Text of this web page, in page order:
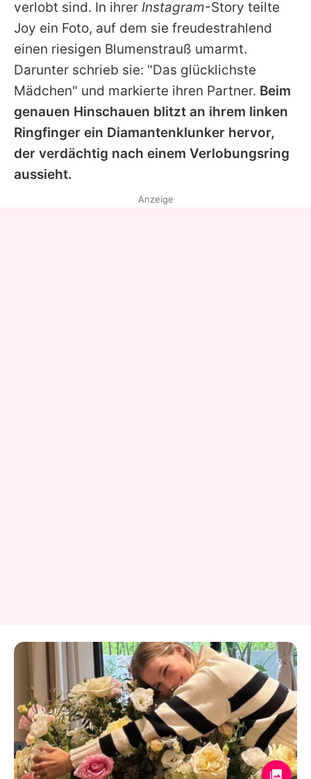
verlobt sind. In ihrer Instagram-Story teilte
Joy ein Foto, auf dem sie freudestrahlend
einen riesigen Blumenstrauß umarmt.
Darunter schrieb sie: "Das glücklichste
Mädchen" und markierte ihren Partner. Beim
genauen Hinschauen blitzt an ihrem linken
Ringfinger ein Diamantenklunker hervor,
der verdächtig nach einem Verlobungsring
aussieht.
Anzeige